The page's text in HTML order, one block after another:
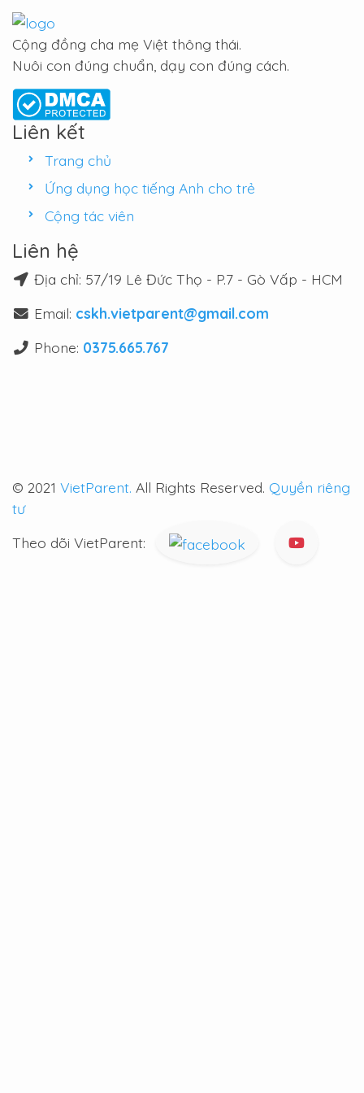
Cộng đồng cha mẹ Việt thông thái.
Nuôi con đúng chuẩn, dạy con đúng cách.
Liên kết
Trang chủ
Ứng dụng học tiếng Anh cho trẻ
Cộng tác viên
Liên hệ
Địa chỉ: 57/19 Lê Đức Thọ - P.7 - Gò Vấp - HCM
Email: cskh.vietparent@gmail.com
Phone: 0375.665.767
© 2021 VietParent. All Rights Reserved. Quyền riêng
tư
Theo dõi VietParent: